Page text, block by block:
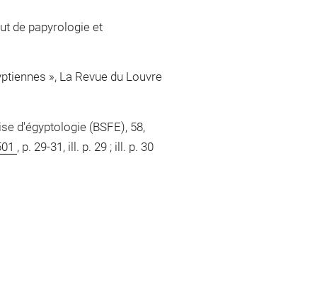
de papyrologie et
», La Revue du Louvre
d'égyptologie (BSFE), 58,
, p. 29-31, ill. p. 29 ; ill. p. 30